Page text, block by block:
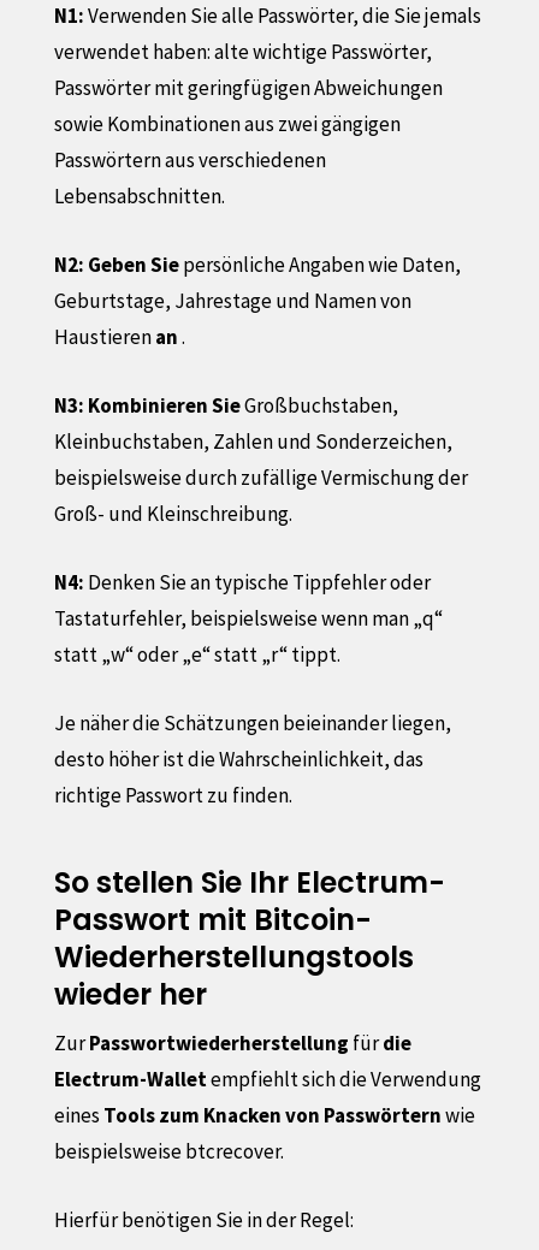
N1:Verwenden Sie alle Passwörter, die Sie jemals
verwendet haben: alte wichtige Passwörter,
Passwörter mit geringfügigen Abweichungen
sowie Kombinationen aus zwei gängigen
Passwörtern aus verschiedenen
Lebensabschnitten.
N2: Geben Siepersönliche Angaben wie Daten,
Geburtstage, Jahrestage und Namen von
Haustierenan.
N3: Kombinieren SieGroßbuchstaben,
Kleinbuchstaben, Zahlen und Sonderzeichen,
beispielsweise durch zufällige Vermischung der
Groß- und Kleinschreibung.
N4: Denken Sie an typische Tippfehler oder
Tastaturfehler, beispielsweise wenn man „q“
statt „w“ oder „e“ statt „r“ tippt.
Je näher die Schätzungen beieinander liegen,
desto höher ist die Wahrscheinlichkeit, das
richtige Passwort zu finden.
So stellen Sie Ihr Electrum-
Passwort mit Bitcoin-
Wiederherstellungstools
wieder her
ZurPasswortwiederherstellung fürdie
Electrum-Walletempfiehlt sich die Verwendung
eines Tools zum Knacken von Passwörternwie
beispielsweise btcrecover.
Hierfür benötigen Sie in der Regel: